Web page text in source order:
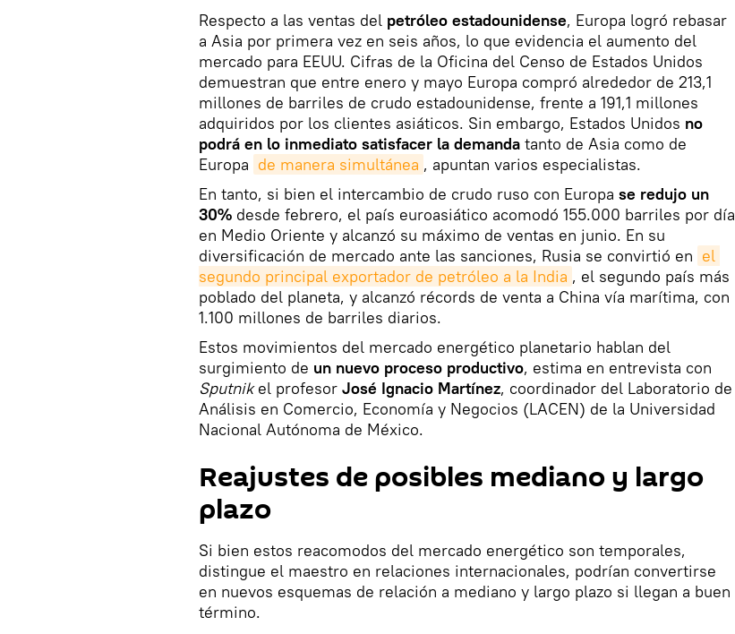
Respecto a las ventas del petróleo estadounidense, Europa logró rebasar
a Asia por primera vez en seis años, lo que evidencia el aumento del
mercado para EEUU. Cifras de la Oficina del Censo de Estados Unidos
demuestran que entre enero y mayo Europa compró alrededor de 213,1
millones de barriles de crudo estadounidense, frente a 191,1 millones
adquiridos por los clientes asiáticos. Sin embargo, Estados Unidos no
podrá en lo inmediato satisfacer la demanda tanto de Asia como de
Europa de manera simultánea , apuntan varios especialistas.
En tanto, si bien el intercambio de crudo ruso con Europa se redujo un
30% desde febrero, el país euroasiático acomodó 155.000 barriles por día
en Medio Oriente y alcanzó su máximo de ventas en junio. En su
diversificación de mercado ante las sanciones, Rusia se convirtió en el
segundo principal exportador de petróleo a la India , el segundo país más
poblado del planeta, y alcanzó récords de venta a China vía marítima, con
1.100 millones de barriles diarios.
Estos movimientos del mercado energético planetario hablan del
surgimiento de un nuevo proceso productivo, estima en entrevista con
Sputnikel profesor José Ignacio Martínez, coordinador del Laboratorio de
Análisis en Comercio, Economía y Negocios (LACEN) de la Universidad
Nacional Autónoma de México.
Reajustes de posibles mediano y largo
plazo
Si bien estos reacomodos del mercado energético son temporales,
distingue el maestro en relaciones internacionales, podrían convertirse
en nuevos esquemas de relación a mediano y largo plazo si llegan a buen
término.